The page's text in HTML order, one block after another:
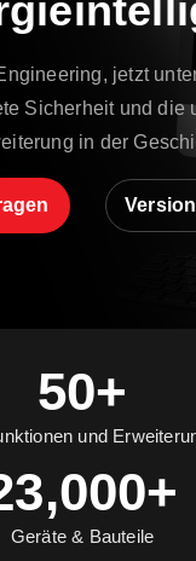
jetzt
Sicherheit und die
in der
50+
und
Geräte & Bauteile